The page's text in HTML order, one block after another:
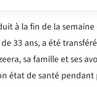
à la fin de la
33 ans, a été
sa famille et ses
état de santé pendant